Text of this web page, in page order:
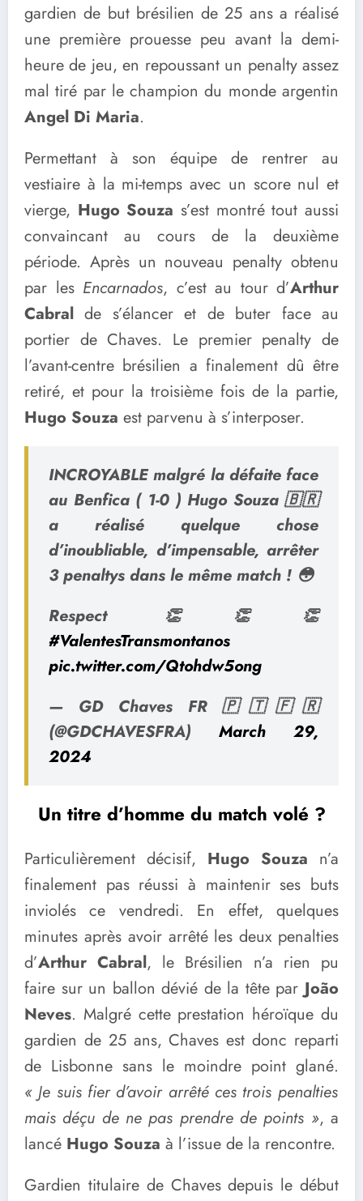
gardien de but brésilien de 25 ans a réalisé
une première prouesse peu avant la demi-
heure de jeu, en repoussant un penalty assez
mal tiré par le champion du monde argentin
Angel Di Maria.
Permettant à son équipe de rentrer au
vestiaire à la mi-temps avec un score nul et
vierge, Hugo Souza s’est montré tout aussi
convaincant au cours de la deuxième
période. Après un nouveau penalty obtenu
par les Encarnados, c’est au tour d’Arthur
Cabral de s’élancer et de buter face au
portier de Chaves. Le premier penalty de
l’avant-centre brésilien a finalement dû être
retiré, et pour la troisième fois de la partie,
Hugo Souza est parvenu à s’interposer.
INCROYABLE malgré la défaite face
au Benfica ( 1-0 ) Hugo Souza 🇧🇷
a réalisé quelque chose
d’inoubliable, d’impensable, arrêter
3 penaltys dans le même match ! 😳
Respect 👏👏👏
#ValentesTransmontanos
pic.twitter.com/Qtohdw5ong
— GD Chaves FR 🇵🇹🇫🇷
(@GDCHAVESFRA) March 29,
2024
Un titre d’homme du match volé ?
Particulièrement décisif, Hugo Souza n’a
finalement pas réussi à maintenir ses buts
inviolés ce vendredi. En effet, quelques
minutes après avoir arrêté les deux penalties
d’Arthur Cabral, le Brésilien n’a rien pu
faire sur un ballon dévié de la tête parJoão
Neves. Malgré cette prestation héroïque du
gardien de 25 ans, Chaves est donc reparti
de Lisbonne sans le moindre point glané.
« Je suis fier d’avoir arrêté ces trois penalties
mais déçu de ne pas prendre de points », a
lancé Hugo Souza à l’issue de la rencontre.
Gardien titulaire de Chaves depuis le début